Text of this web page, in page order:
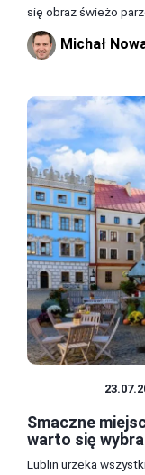
się obraz świeżo
Michał
Smaczne
warto się
Lublin urzeka